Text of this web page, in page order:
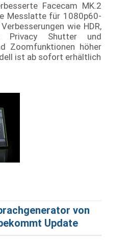
Facecam MK.2
Messlatte für 1080p60-
wie HDR,
Privacy Shutter und
Zoomfunktionen höher
ist ab sofort erhältlich
von
Update